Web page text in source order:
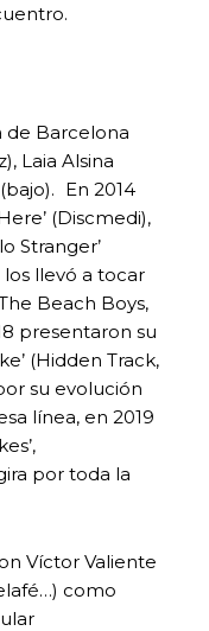
de Barcelona
Laia Alsina
En 2014
(Discmedi),
Stranger’
los llevó a tocar
Beach Boys,
presentaron su
(Hidden Track,
su evolución
línea, en 2019
por toda la
Víctor Valiente
como